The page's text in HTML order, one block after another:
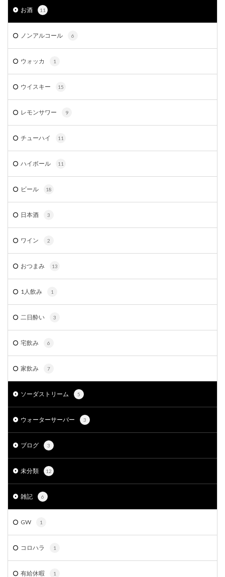
お酒 11
ノンアルコール 6
ウォッカ 1
ウイスキー 15
レモンサワー 9
チューハイ 11
ハイボール 11
ビール 18
日本酒 3
ワイン 2
おつまみ 13
1人飲み 1
二日酔い 3
宅飲み 6
家飲み 7
ソーダストリーム 5
ウォーターサーバー 3
ブログ 3
未分類 12
雑記 6
GW 1
コロハラ 1
有給休暇 1